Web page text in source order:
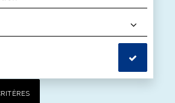
finance
télécomunication
langues, pédagogie, information